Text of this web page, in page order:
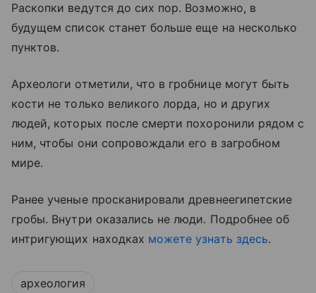
Раскопки ведутся до сих пор. Возможно, в
будущем список станет больше еще на несколько
пунктов.
Археологи отметили, что в гробнице могут быть
кости не только великого лорда, но и других
людей, которых после смерти похоронили рядом с
ним, чтобы они сопровождали его в загробном
мире.
Ранее ученые просканировали древнеегипетские
гробы. Внутри оказались не люди. Подробнее об
интригующих находках можете узнать здесь.
археология